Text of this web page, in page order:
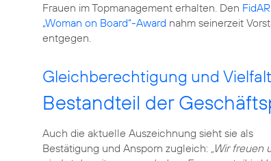
Frauen im Topmanagement erhalten. Den FidAR
„Woman on Board“-Award nahm seinerzeit
entgegen.
Gleichberechtigung und
Bestandteil der
Auch die aktuelle Auszeichnung sieht sie als
Bestätigung und Ansporn zugleich: „Wir freuen